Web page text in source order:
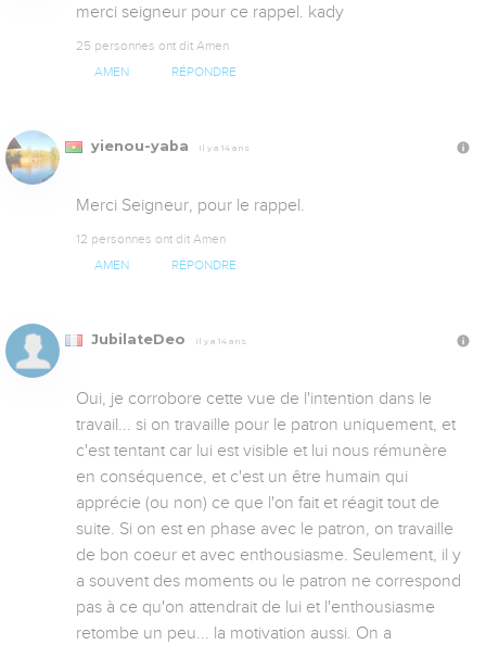
merci seigneur pour ce rappel. kady
25 personnes ont dit Amen
AMEN RÉPONDRE
yienou-yaba Il y a 14 ans
Merci Seigneur, pour le rappel.
12 personnes ont dit Amen
AMEN RÉPONDRE
JubilateDeo Il y a 14 ans
Oui, je corrobore cette vue de l'intention dans le
travail... si on travaille pour le patron uniquement, et
c'est tentant car lui est visible et lui nous rémunère
en conséquence, et c'est un être humain qui
apprécie (ou non) ce que l'on fait et réagit tout de
suite. Si on est en phase avec le patron, on travaille
de bon coeur et avec enthousiasme. Seulement, il y
a souvent des moments ou le patron ne correspond
pas à ce qu'on attendrait de lui et l'enthousiasme
retombe un peu... la motivation aussi. On a